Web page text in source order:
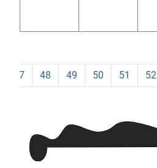
47 48 49 50 51 52